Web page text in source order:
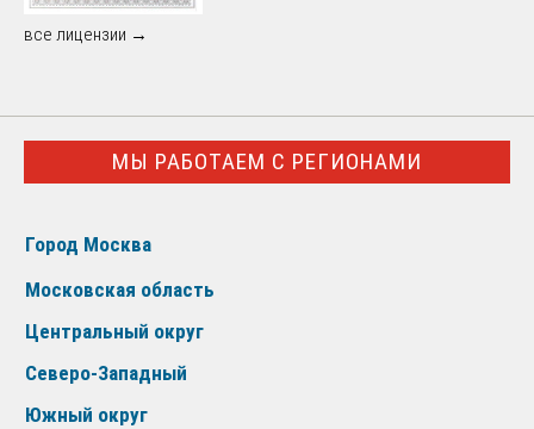
все лицензии →
МЫ РАБОТАЕМ С РЕГИОНАМИ
Город Москва
Московская область
Центральный округ
Северо-Западный
Южный округ